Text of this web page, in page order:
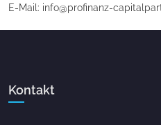
E-Mail: info@profinanz-
Kontakt